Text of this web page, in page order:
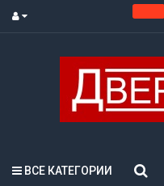
ВСЕ КАТЕГОРИИ